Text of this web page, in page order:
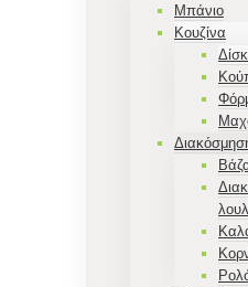
Μπάνιο
Κουζίνα